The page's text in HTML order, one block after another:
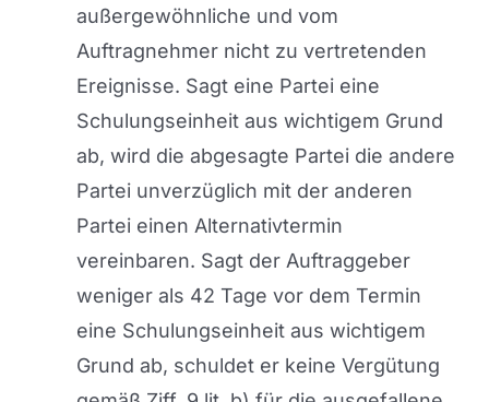
außergewöhnliche und vom
Auftragnehmer nicht zu vertretenden
Ereignisse. Sagt eine Partei eine
Schulungseinheit aus wichtigem Grund
ab, wird die abgesagte Partei die andere
Partei unverzüglich mit der anderen
Partei einen Alternativtermin
vereinbaren. Sagt der Auftraggeber
weniger als 42 Tage vor dem Termin
eine Schulungseinheit aus wichtigem
Grund ab, schuldet er keine Vergütung